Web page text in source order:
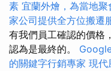
素 宜蘭外燴，為當地
家公司提供全方位搬遷
有我們員工確認的價格
認為是最終的。
的關鍵字行銷專家 現代